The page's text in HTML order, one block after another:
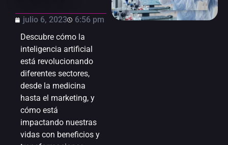
julio 6, 2023
6:56 pm
Descubre cómo la
inteligencia artificial
está revolucionando
diferentes sectores,
desde la medicina
hasta el marketing, y
cómo está
impactando nuestras
vidas con beneficios y